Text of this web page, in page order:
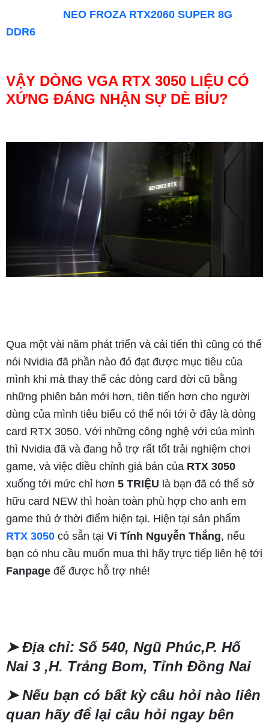
NEO FROZA RTX2060 SUPER 8G
DDR6
VẬY DÒNG VGA RTX 3050 LIỆU CÓ
XỨNG ĐÁNG NHẬN SỰ DÈ BỈU?
Qua một vài năm phát triển và cải tiến thì cũng có thể
nói Nvidia đã phần nào đó đạt được mục tiêu của
mình khi mà thay thế các dòng card đời cũ bằng
những phiên bản mới hơn, tiên tiến hơn cho người
dùng của mình tiêu biểu có thể nói tới ở đây là dòng
card RTX 3050. Với những công nghệ với của mình
thì Nvidia đã và đang hỗ trợ rất tốt trải nghiệm chơi
game, và việc điều chỉnh giá bán của RTX 3050
xuống tới mức chỉ hơn 5 TRIỆU là bạn đã có thể sở
hữu card NEW thì hoàn toàn phù hợp cho anh em
game thủ ở thời điểm hiện tại. Hiện tại sản phẩm
RTX 3050 có sẵn tại Vi Tính Nguyễn Thắng, nếu
bạn có nhu cầu muốn mua thì hãy trực tiếp liên hệ tới
Fanpage để được hỗ trợ nhé!
➤Địa chỉ: Số 540, Ngũ Phúc,P. Hố
Nai 3 ,H. Trảng Bom, Tỉnh Đồng Nai
➤Nếu bạn có bất kỳ câu hỏi nào liên
quan hãy để lại câu hỏi ngay bên